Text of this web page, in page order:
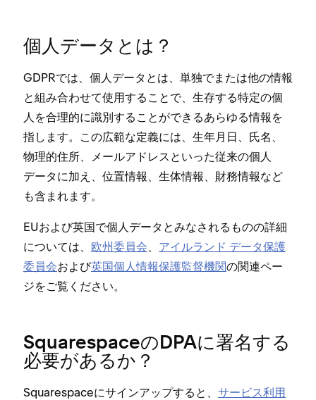
個人デ⁠ータとは⁠？
GDPRでは⁠、個人デ⁠ータとは⁠、単独でまたは他の情報
と組み合わせて使用することで⁠、生存する特定の個
人を合理的に識別することができるあらゆる情報を
指します⁠。この広範な定義には⁠、生年月日⁠、氏名⁠、
物理的住所⁠、メ⁠ールアドレスとい⁠った従来の個人
デ⁠ータに加え⁠、位置情報⁠、生体情報⁠、財務情報など
も含まれます⁠。
EUおよび英国で個人デ⁠ータとみなされるものの詳細
については⁠、 欧州委員会
アイルランド デ⁠ータ保護
委員会および英国個人情報保護監督機関の関連ペ⁠ー
ジをご覧ください⁠。
SquarespaceのDPAに署名する
必要があるか⁠？
Squarespaceにサインア⁠ップすると⁠、 サ⁠ービス利用